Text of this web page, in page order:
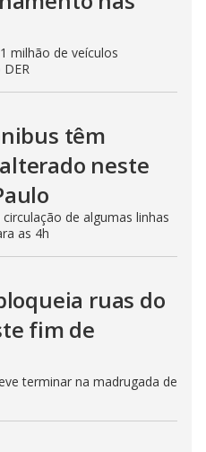
milhão de veículos
têm
neste
de algumas linhas
as 4h
ruas do
fim de
terminar na madrugada de